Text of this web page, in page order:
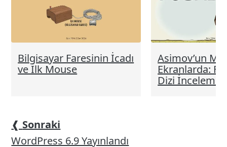
Bilgisayar Faresinin İcadı
ve İlk Mouse
Asimov’un
Ekranlarda:
Dizi
❰ Sonraki
WordPress 6.9 Yayınlandı